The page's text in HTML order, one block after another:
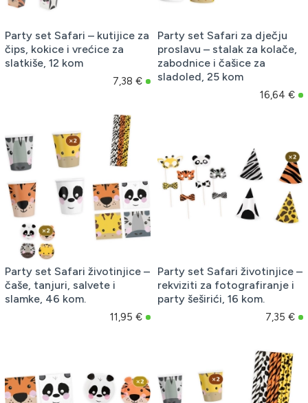
Party set Safari – kutijice za
čips, kokice i vrećice za
slatkiše, 12 kom
7,38 €
Party set Safari za dječju
proslavu – stalak za kolače,
zabodnice i čašice za
sladoled, 25 kom
16,64 €
Party set Safari životinjice –
čaše, tanjuri, salvete i
slamke, 46 kom.
11,95 €
Party set Safari životinjice –
rekviziti za fotografiranje i
party šeširići, 16 kom.
7,35 €